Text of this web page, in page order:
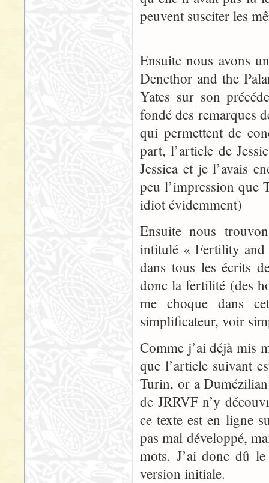
peuvent susciter les
Ensuite nous avons
Denethor and the
Yates sur son
fondé des remarques
qui permettent de
part, l’article de
Jessica et je l’avais
peu l’impression que
idiot évidemment)
Ensuite nous
intitulé « Fertility and
dans tous les écrits
donc la fertilité (des
me choque dans
simplificateur, voir
Comme j’ai déjà mis
que l’article suivant
Turin, or a
de JRRVF n’y
ce texte est en ligne
pas mal développé,
mots. J’ai donc dû
version initiale.